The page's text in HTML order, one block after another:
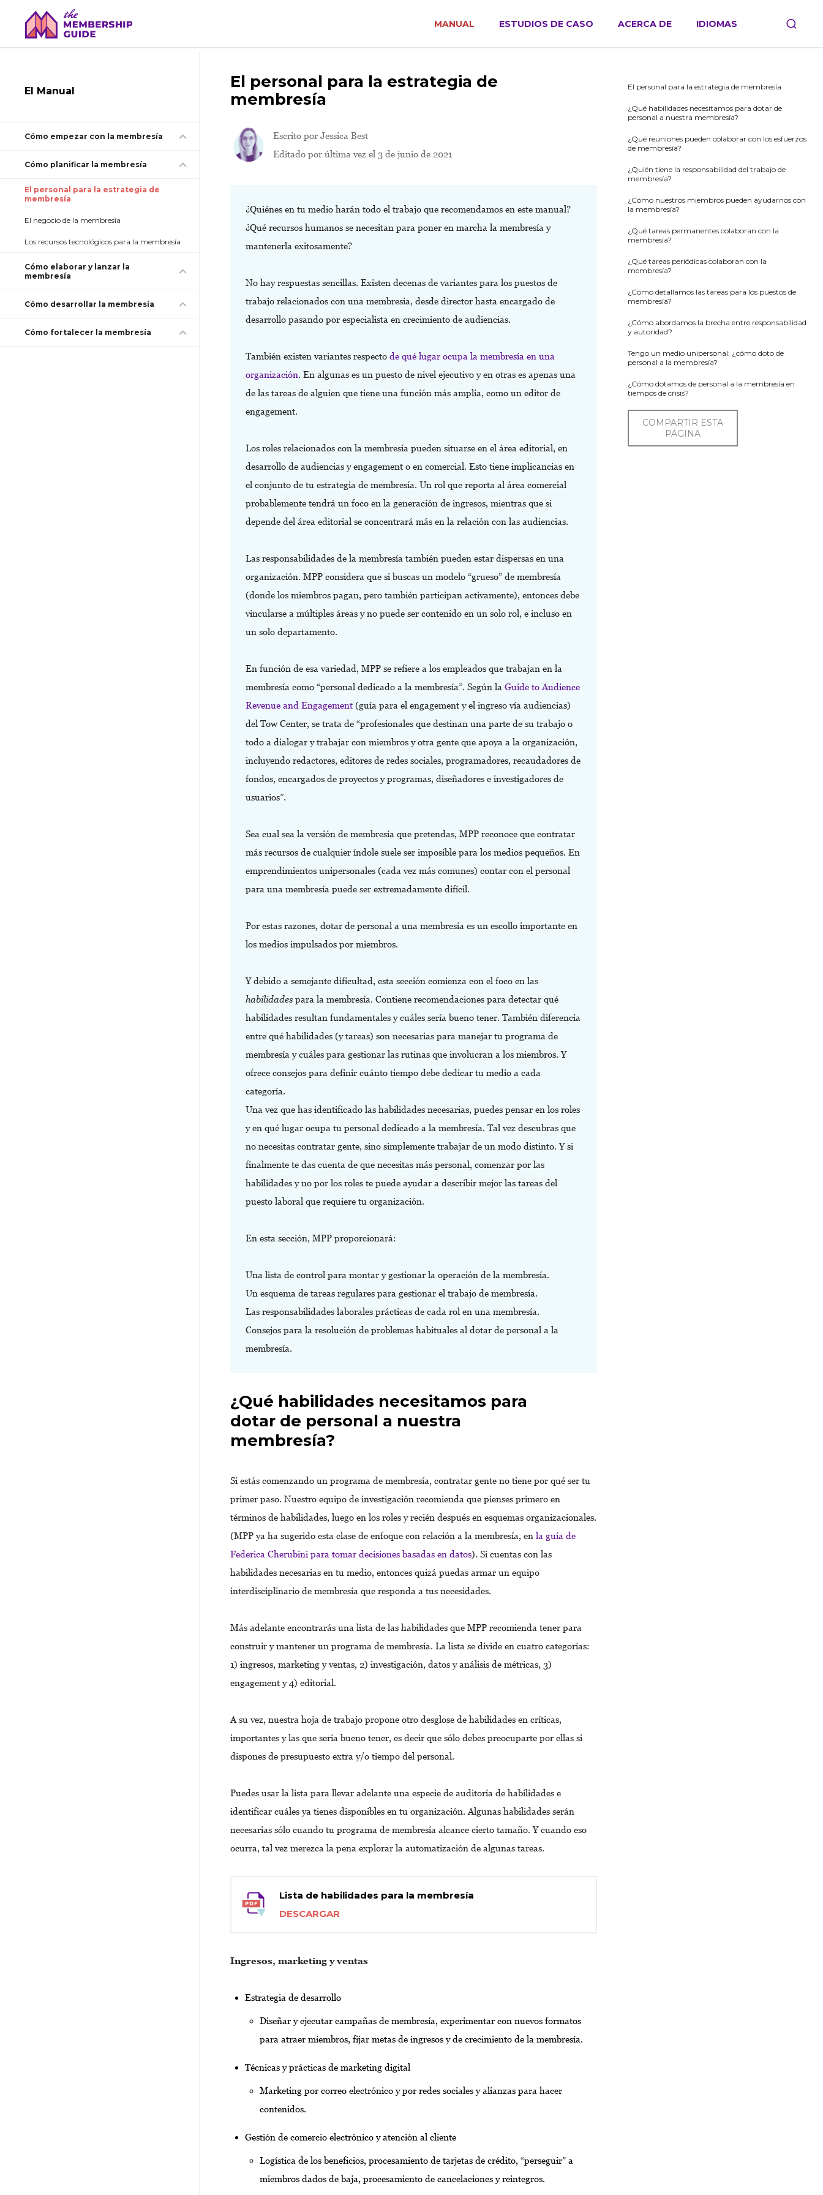
MANUAL ESTUDIOS DE CASO ACERCA DE IDIOMAS
El Manual
Cómo empezar con la membresía
Cómo planificar la membresía
El personal para la estrategia de
membresía
El negocio de la membresía
Los recursos tecnológicos para la membresía
Cómo elaborar y lanzar la
membresía
Cómo desarrollar la membresía
Cómo fortalecer la membresía
El personal para la estrategia de
membresía
Escrito por Jessica Best
Editado por última vez el 3 de junio de 2021
¿Quiénes en tu medio harán todo el trabajo que recomendamos en este manual?
¿Qué recursos humanos se necesitan para poner en marcha la membresía y
mantenerla exitosamente?
No hay respuestas sencillas. Existen decenas de variantes para los puestos de
trabajo relacionados con una membresía, desde director hasta encargado de
desarrollo pasando por especialista en crecimiento de audiencias.
También existen variantes respecto de qué lugar ocupa la membresía en una
organización. En algunas es un puesto de nivel ejecutivo y en otras es apenas una
de las tareas de alguien que tiene una función más amplia, como un editor de
engagement.
Los roles relacionados con la membresía pueden situarse en el área editorial, en
desarrollo de audiencias y engagement o en comercial. Esto tiene implicancias en
el conjunto de tu estrategia de membresía. Un rol que reporta al área comercial
probablemente tendrá un foco en la generación de ingresos, mientras que si
depende del área editorial se concentrará más en la relación con las audiencias.
Las responsabilidades de la membresía también pueden estar dispersas en una
organización. MPP considera que si buscas un modelo “grueso” de membresía
(donde los miembros pagan, pero también participan activamente), entonces debe
vincularse a múltiples áreas y no puede ser contenido en un solo rol, e incluso en
un solo departamento.
En función de esa variedad, MPP se refiere a los empleados que trabajan en la
membresía como “personal dedicado a la membresía”. Según la Guide to Audience
Revenue and Engagement (guía para el engagement y el ingreso vía audiencias)
del Tow Center, se trata de “profesionales que destinan una parte de su trabajo o
todo a dialogar y trabajar con miembros y otra gente que apoya a la organización,
incluyendo redactores, editores de redes sociales, programadores, recaudadores de
fondos, encargados de proyectos y programas, diseñadores e investigadores de
usuarios”.
Sea cual sea la versión de membresía que pretendas, MPP reconoce que contratar
más recursos de cualquier índole suele ser imposible para los medios pequeños. En
emprendimientos unipersonales (cada vez más comunes) contar con el personal
para una membresía puede ser extremadamente difícil.
Por estas razones, dotar de personal a una membresía es un escollo importante en
los medios impulsados por miembros.
Y debido a semejante dificultad, esta sección comienza con el foco en las
habilidades para la membresía. Contiene recomendaciones para detectar qué
habilidades resultan fundamentales y cuáles sería bueno tener. También diferencia
entre qué habilidades (y tareas) son necesarias para manejar tu programa de
membresía y cuáles para gestionar las rutinas que involucran a los miembros. Y
ofrece consejos para definir cuánto tiempo debe dedicar tu medio a cada
categoría.
Una vez que has identificado las habilidades necesarias, puedes pensar en los roles
y en qué lugar ocupa tu personal dedicado a la membresía. Tal vez descubras que
no necesitas contratar gente, sino simplemente trabajar de un modo distinto. Y si
finalmente te das cuenta de que necesitas más personal, comenzar por las
habilidades y no por los roles te puede ayudar a describir mejor las tareas del
puesto laboral que requiere tu organización.
En esta sección, MPP proporcionará:
Una lista de control para montar y gestionar la operación de la membresía.
Un esquema de tareas regulares para gestionar el trabajo de membresía.
Las responsabilidades laborales prácticas de cada rol en una membresía.
Consejos para la resolución de problemas habituales al dotar de personal a la
membresía.
¿Qué habilidades necesitamos para
dotar de personal a nuestra
membresía?
Si estás comenzando un programa de membresía, contratar gente no tiene por qué ser tu
primer paso. Nuestro equipo de investigación recomienda que pienses primero en
términos de habilidades, luego en los roles y recién después en esquemas organizacionales.
(MPP ya ha sugerido esta clase de enfoque con relación a la membresía, en la guía de
Federica Cherubini para tomar decisiones basadas en datos). Si cuentas con las
habilidades necesarias en tu medio, entonces quizá puedas armar un equipo
interdisciplinario de membresía que responda a tus necesidades.
Más adelante encontrarás una lista de las habilidades que MPP recomienda tener para
construir y mantener un programa de membresía. La lista se divide en cuatro categorías:
1) ingresos, marketing y ventas, 2) investigación, datos y análisis de métricas, 3)
engagement y 4) editorial.
A su vez, nuestra hoja de trabajo propone otro desglose de habilidades en críticas,
importantes y las que sería bueno tener, es decir que sólo debes preocuparte por ellas si
dispones de presupuesto extra y/o tiempo del personal.
Puedes usar la lista para llevar adelante una especie de auditoría de habilidades e
identificar cuáles ya tienes disponibles en tu organización. Algunas habilidades serán
necesarias sólo cuando tu programa de membresía alcance cierto tamaño. Y cuando eso
ocurra, tal vez merezca la pena explorar la automatización de algunas tareas.
Lista de habilidades para la membresía
DESCARGAR
Ingresos, marketing y ventas
Estrategia de desarrollo
Diseñar y ejecutar campañas de membresía, experimentar con nuevos formatos
para atraer miembros, fijar metas de ingresos y de crecimiento de la membresía.
Técnicas y prácticas de marketing digital
Marketing por correo electrónico y por redes sociales y alianzas para hacer
contenidos.
Gestión de comercio electrónico y atención al cliente
Logística de los beneficios, procesamiento de tarjetas de crédito, “perseguir” a
miembros dados de baja, procesamiento de cancelaciones y reintegros.
El personal para la estrategia de membresía
¿Qué habilidades necesitamos para dotar de
personal a nuestra membresía?
¿Qué reuniones pueden colaborar con los esfuerzos
de membresía?
¿Quién tiene la responsabilidad del trabajo de
membresía?
¿Cómo nuestros miembros pueden ayudarnos con
la membresía?
¿Qué tareas permanentes colaboran con la
membresía?
¿Qué tareas periódicas colaboran con la
membresía?
¿Cómo detallamos las tareas para los puestos de
membresía?
¿Cómo abordamos la brecha entre responsabilidad
y autoridad?
Tengo un medio unipersonal: ¿cómo doto de
personal a la membresía?
¿Cómo dotamos de personal a la membresía en
tiempos de crisis?
COMPARTIR ESTA
PÁGINA